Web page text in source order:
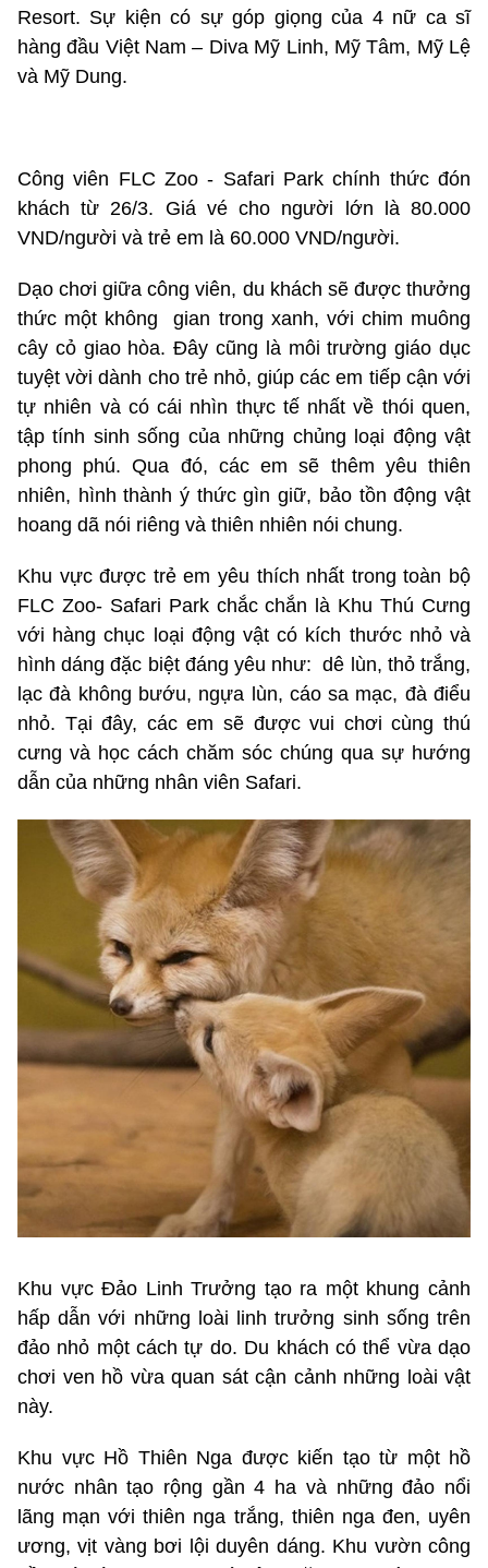
Resort. Sự kiện có sự góp giọng của 4 nữ ca sĩ
hàng đầu Việt Nam – Diva Mỹ Linh, Mỹ Tâm, Mỹ Lệ
và Mỹ Dung.
Công viên FLC Zoo - Safari Park chính thức đón
khách từ 26/3. Giá vé cho người lớn là 80.000
VND/người và trẻ em là 60.000 VND/người.
Dạo chơi giữa công viên, du khách sẽ được thưởng
thức một không gian trong xanh, với chim muông
cây cỏ giao hòa. Đây cũng là môi trường giáo dục
tuyệt vời dành cho trẻ nhỏ, giúp các em tiếp cận với
tự nhiên và có cái nhìn thực tế nhất về thói quen,
tập tính sinh sống của những chủng loại động vật
phong phú. Qua đó, các em sẽ thêm yêu thiên
nhiên, hình thành ý thức gìn giữ, bảo tồn động vật
hoang dã nói riêng và thiên nhiên nói chung.
Khu vực được trẻ em yêu thích nhất trong toàn bộ
FLC Zoo- Safari Park chắc chắn là Khu Thú Cưng
với hàng chục loại động vật có kích thước nhỏ và
hình dáng đặc biệt đáng yêu như: dê lùn, thỏ trắng,
lạc đà không bướu, ngựa lùn, cáo sa mạc, đà điểu
nhỏ. Tại đây, các em sẽ được vui chơi cùng thú
cưng và học cách chăm sóc chúng qua sự hướng
dẫn của những nhân viên Safari.
Khu vực Đảo Linh Trưởng tạo ra một khung cảnh
hấp dẫn với những loài linh trưởng sinh sống trên
đảo nhỏ một cách tự do. Du khách có thể vừa dạo
chơi ven hồ vừa quan sát cận cảnh những loài vật
này.
Khu vực Hồ Thiên Nga được kiến tạo từ một hồ
nước nhân tạo rộng gần 4 ha và những đảo nổi
lãng mạn với thiên nga trắng, thiên nga đen, uyên
ương, vịt vàng bơi lội duyên dáng. Khu vườn công